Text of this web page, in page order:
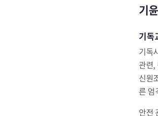
기
기독
기독
관련,
신원
른 엄
안전